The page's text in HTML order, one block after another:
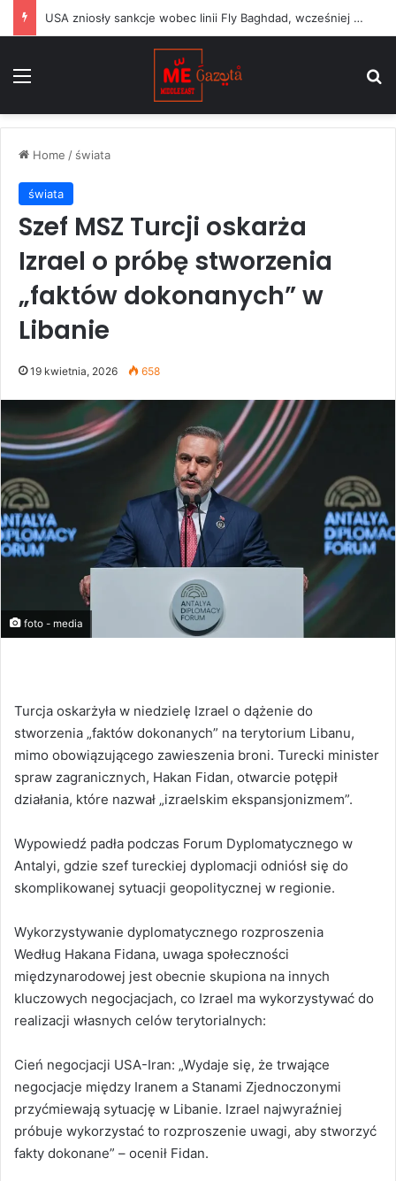
USA zniosły sankcje wobec linii Fly Baghdad, wcześniej powiązanych z irańskim Korpusem Strażników Rewolucji Islamskiej
Home / świata
świata
Szef MSZ Turcji oskarża
Izrael o próbę stworzenia
„faktów dokonanych” w
Libanie
19 kwietnia, 2026 658
foto - media
Turcja oskarżyła w niedzielę Izrael o dążenie do
stworzenia „faktów dokonanych” na terytorium Libanu,
mimo obowiązującego zawieszenia broni. Turecki minister
spraw zagranicznych, Hakan Fidan, otwarcie potępił
działania, które nazwał „izraelskim ekspansjonizmem”.
Wypowiedź padła podczas Forum Dyplomatycznego w
Antalyi, gdzie szef tureckiej dyplomacji odniósł się do
skomplikowanej sytuacji geopolitycznej w regionie.
Wykorzystywanie dyplomatycznego rozproszenia
Według Hakana Fidana, uwaga społeczności
międzynarodowej jest obecnie skupiona na innych
kluczowych negocjacjach, co Izrael ma wykorzystywać do
realizacji własnych celów terytorialnych:
Cień negocjacji USA-Iran: „Wydaje się, że trwające
negocjacje między Iranem a Stanami Zjednoczonymi
przyćmiewają sytuację w Libanie. Izrael najwyraźniej
próbuje wykorzystać to rozproszenie uwagi, aby stworzyć
fakty dokonane” – ocenił Fidan.